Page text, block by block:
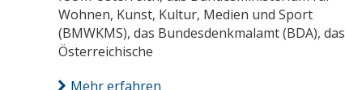
Wohnen, Kunst, Kultur, Medien und Sport
(BMWKMS), das Bundesdenkmalamt (BDA), das
Österreichische
Mehr erfahren